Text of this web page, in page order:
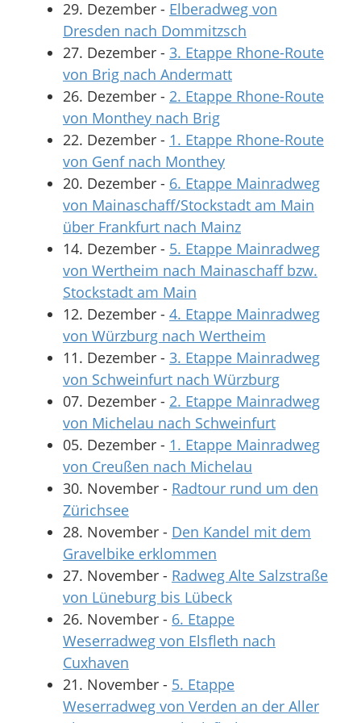
29. Dezember - Elberadweg von
Dresden nach Dommitzsch
27. Dezember - 3. Etappe Rhone-Route
von Brig nach Andermatt
26. Dezember - 2. Etappe Rhone-Route
von Monthey nach Brig
22. Dezember - 1. Etappe Rhone-Route
von Genf nach Monthey
20. Dezember - 6. Etappe Mainradweg
von Mainaschaff/Stockstadt am Main
über Frankfurt nach Mainz
14. Dezember - 5. Etappe Mainradweg
von Wertheim nach Mainaschaff bzw.
Stockstadt am Main
12. Dezember - 4. Etappe Mainradweg
von Würzburg nach Wertheim
11. Dezember - 3. Etappe Mainradweg
von Schweinfurt nach Würzburg
07. Dezember - 2. Etappe Mainradweg
von Michelau nach Schweinfurt
05. Dezember - 1. Etappe Mainradweg
von Creußen nach Michelau
30. November - Radtour rund um den
Zürichsee
28. November - Den Kandel mit dem
Gravelbike erklommen
27. November - Radweg Alte Salzstraße
von Lüneburg bis Lübeck
26. November - 6. Etappe
Weserradweg von Elsfleth nach
Cuxhaven
21. November - 5. Etappe
Weserradweg von Verden an der Aller